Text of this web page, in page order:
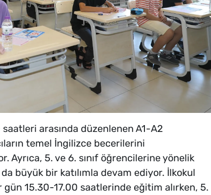
arasında düzenlenen A1-A2
temel İngilizce becerilerini
Ayrıca, 5. ve 6. sınıf öğrencilerine yönelik
büyük bir katılımla devam ediyor. İlkokul
15.30-17.00 saatlerinde eğitim alırken, 5.